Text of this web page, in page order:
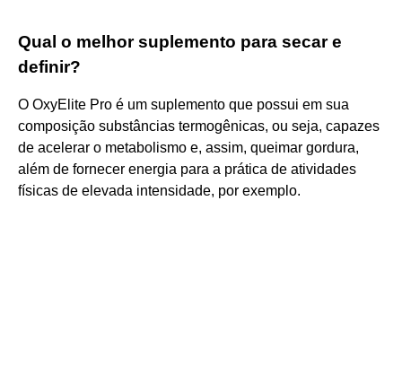
Qual o melhor suplemento para secar e
definir?
O OxyElite Pro é um suplemento que possui em sua
composição substâncias termogênicas, ou seja, capazes
de acelerar o metabolismo e, assim, queimar gordura,
além de fornecer energia para a prática de atividades
físicas de elevada intensidade, por exemplo.